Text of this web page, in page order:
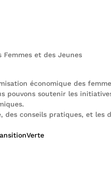
Femmes et des Jeunes
économique des
pouvons soutenir les
des conseils pratiques, et les